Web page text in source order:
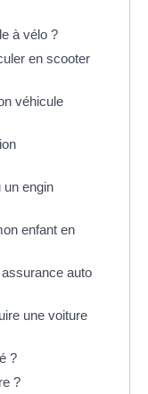
à vélo ?
en scooter
véhicule
engin
enfant en
auto
une voiture
?
?